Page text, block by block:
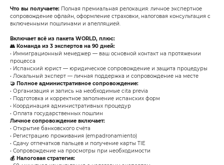
Что вы получаете: Полная премиальная релокация: личное экспертное
сопровождение офлайн, оформление страховки, налоговая консультация с
включенными пошлинами и апелляцией.
Включает всё из пакета WORLD, плюс:
👥 Команда из 3 экспертов на 90 дней:
• Иммиграционный менеджер — ваш основной контакт на протяжении
процесса
• Испанский юрист — юридическое сопровождение и защита процедуры
• Локальный эксперт — личная поддержка и сопровождение на месте
🤝 Полное административное сопровождение:
• Организация и запись на необходимые cita previa
• Подготовка и корректное заполнение испанских форм
• Координация административных процедур
• Оплата государственных пошлин
Личное сопровождение включает:
• Открытие банковского счёта
• Регистрацию проживания (empadronamiento)
• Сдачу отпечатков пальцев и получение карты TIE
• Сопровождение на просмотры при необходимости
💰 Налоговая стратегия: